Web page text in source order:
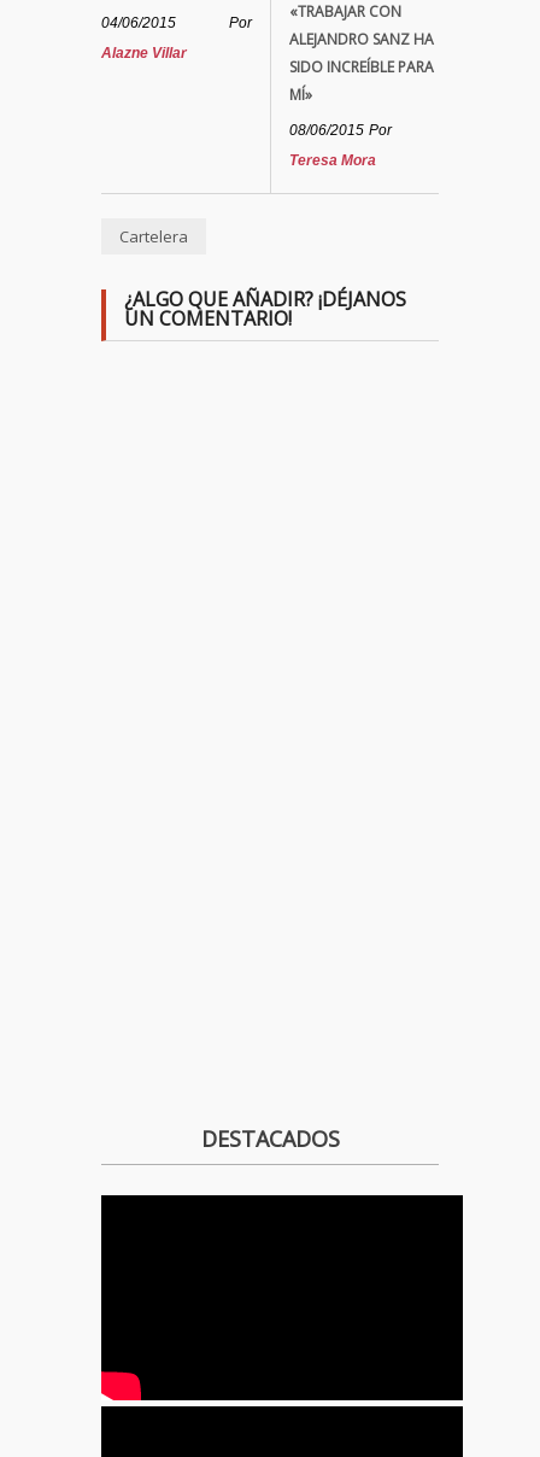
04/06/2015
Por
Alazne Villar
«TRABAJAR CON
ALEJANDRO SANZ HA
SIDO INCREÍBLE PARA
MÍ»
08/06/2015 Por
Teresa Mora
Cartelera
¿ALGO QUE AÑADIR? ¡DÉJANOS
UN COMENTARIO!
DESTACADOS